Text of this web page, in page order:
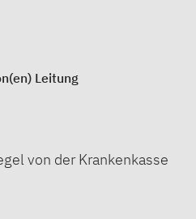
Leitung
von der Krankenkasse